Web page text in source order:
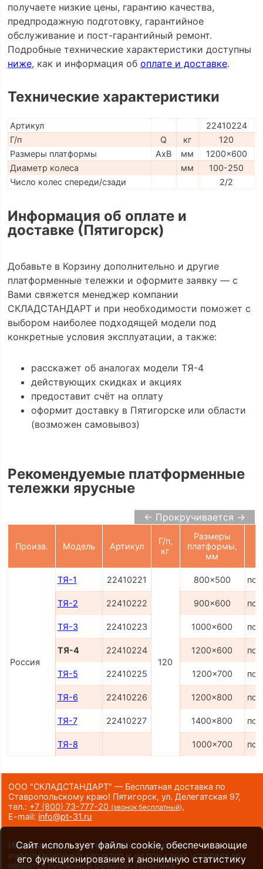
получаете низкие цены, гарантию качества,
предпродажную подготовку, гарантийное
обслуживание и пост-гарантийный ремонт.
Подробные технические характеристики доступны
ниже, как и информация об оплате и доставке.
Технические характеристики
Артикул
22410224
Г/п
Q кг
120
Размеры платформы
AxB мм
1200x600
Диаметр колеса
мм
100-250
Число колес спереди/сзади
2/2
Информация об оплате и
доставке (Пятигорск)
Добавьте в Корзину дополнительно и другие
платформенные тележки и оформите заявку — с
Вами свяжется менеджер компании
СКЛАДСТАНДАРТ и при необходимости поможет с
выбором наиболее подходящей модели под
конкретные условия эксплуатации, а также:
расскажет об аналогах модели ТЯ-4
действующих скидках и акциях
предоставит счёт на оплату
оформит доставку в Пятигорске или области
(возможен самовывоз)
Рекомендуемые платформенные
тележки ярусные
← Прокручивается →
Произв. Модель Артикул
Г/п,
кг
Размеры
платформы,
мм
Россия
ТЯ-1 22410221
120
800x500 по
ТЯ-2 22410222 900x600 по
ТЯ-3 22410223 1000x600 по
ТЯ-4 22410224 1200x600 по
ТЯ-5 22410225 1200x700 по
ТЯ-6 22410226 1200x800 по
ТЯ-7 22410227 1400x800 по
ТЯ-8 1000x700 по
ООО "СКЛАДСТАНДАРТ" — Бесплатная доставка по
Ставропольскому краю! Пятигорск, ул. Делегатская 97,
тел.: +7 (800) 73-777-20 (звонок бесплатный),
E-mail: info@pt-31.ru
Информация на сайте носит исключительно
информационный характер и ни при каких условиях не
является публичной офертой. Политика
Сайт использует файлы cookie, обеспечивающие
его функционирование и анонимную статистику